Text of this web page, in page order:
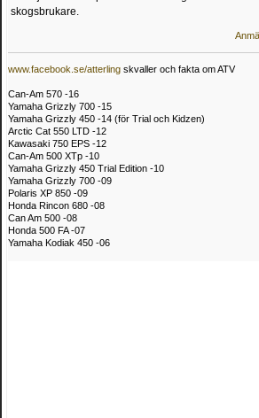
skogsbrukare.
www.facebook.se/atterling skvaller och fakta om ATV
Can-Am 570 -16
Yamaha Grizzly 700 -15
Yamaha Grizzly 450 -14 (för Trial och Kidzen)
Arctic Cat 550 LTD -12
Kawasaki 750 EPS -12
Can-Am 500 XTp -10
Yamaha Grizzly 450 Trial Edition -10
Yamaha Grizzly 700 -09
Polaris XP 850 -09
Honda Rincon 680 -08
Can Am 500 -08
Honda 500 FA -07
Yamaha Kodiak 450 -06